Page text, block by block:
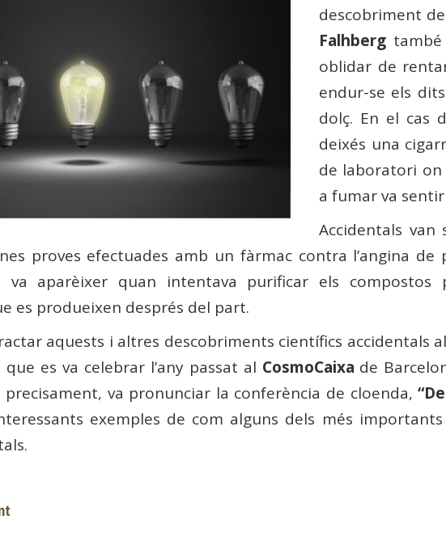
descobriment
Falhberg també
oblidar de
endur-se els
dolç. En el cas
deixés una
de laboratori
a fumar va
Accidentals
proves efectuades amb un fàrmac contra l’angina de
va aparèixer quan intentava purificar els
es produeixen després del part.
aquests i altres descobriments científics accidentals
que es va celebrar l’any passat al CosmoCaixa de
precisament, va pronunciar la conferència de cloenda,
exemples de com alguns dels més